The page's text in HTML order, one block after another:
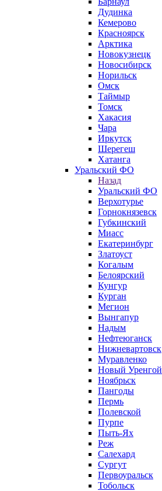
Дудинка
Кемерово
Красноярск
Арктика
Новокузнецк
Новосибирск
Норильск
Омск
Таймыр
Томск
Хакасия
Чара
Иркутск
Шерегеш
Хатанга
Уральский ФО
Назад
Уральский ФО
Верхотурье
Горнокнязевск
Губкинский
Миасс
Екатеринбург
Златоуст
Когалым
Белоярский
Кунгур
Курган
Мегион
Вынгапур
Надым
Нефтеюганск
Нижневартовск
Муравленко
Новый Уренгой
Ноябрьск
Пангоды
Пермь
Полевской
Пурпе
Пыть-Ях
Реж
Салехард
Сургут
Первоуральск
Тобольск